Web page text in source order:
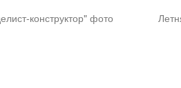
конструктор" фото